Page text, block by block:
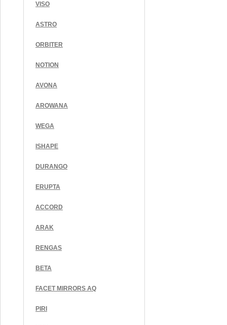
VISO
ASTRO
ORBITER
NOTION
AVONA
AROWANA
WEGA
ISHAPE
DURANGO
ERUPTA
ACCORD
ARAK
RENGAS
BETA
FACET MIRRORS AQ
PIRI